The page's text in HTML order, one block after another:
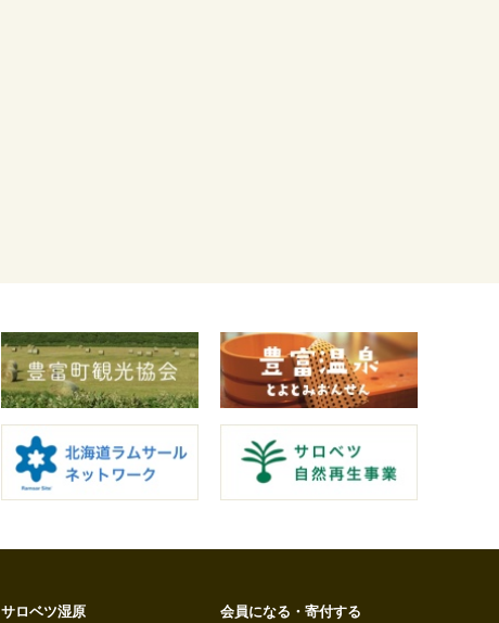
サロベツ湿原
会員になる・寄付する